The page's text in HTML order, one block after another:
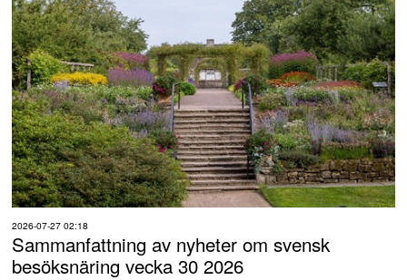
2026-07-27 02:18
Sammanfattning av nyheter om svensk
besöksnäring vecka 30 2026